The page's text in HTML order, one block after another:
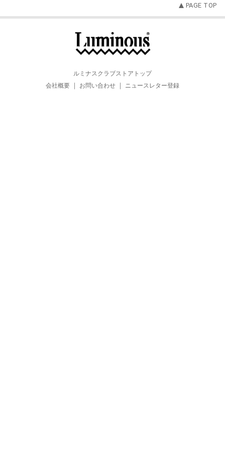
PAGE TOP
ルミナスクラブストアトップ
会社概要
お問い合わせ ニュースレター登録